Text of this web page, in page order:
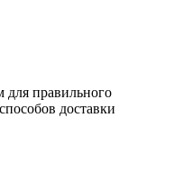
правильного
доставки